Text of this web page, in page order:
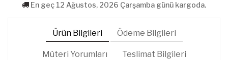
En geç 12 Ağustos, 2026 Çarşamba günü kargoda.
Ürün Bilgileri Ödeme Bilgileri
Müteri Yorumları Teslimat Bilgileri